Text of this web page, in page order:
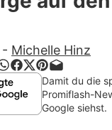
Filme & Serien
Lifestyle
Familie & Liebe
Exklusiv
- Michelle Hinz
Damit du die
Promiflash-
Google siehst.